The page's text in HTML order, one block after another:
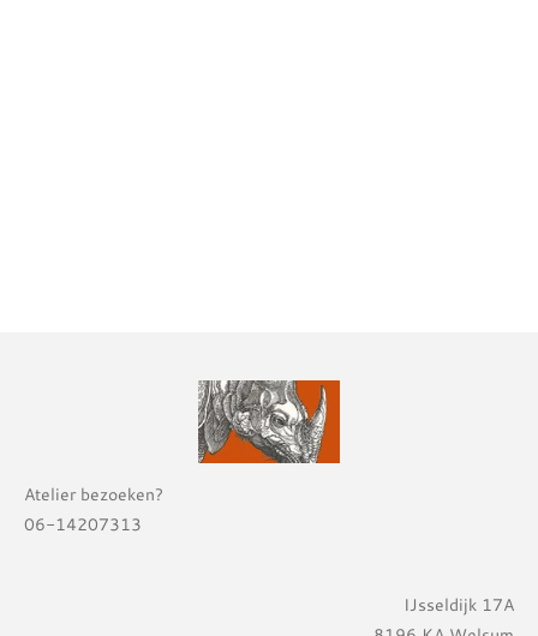
Atelier bezoeken?
06-14207313
IJsseldijk 17A